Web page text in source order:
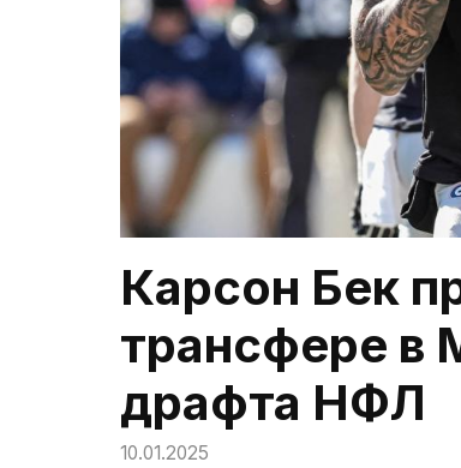
Карсон Бек
трансфере в
драфта НФЛ
10.01.2025